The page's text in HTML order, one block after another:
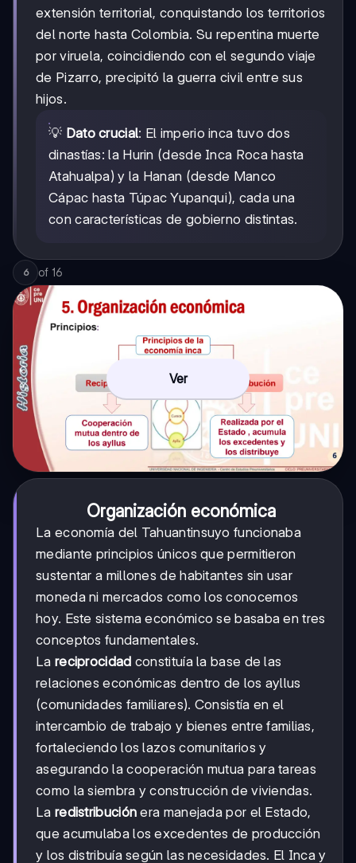
extensión territorial, conquistando los territorios
del norte hasta Colombia. Su repentina muerte
por viruela, coincidiendo con el segundo viaje
de Pizarro, precipitó la guerra civil entre sus
hijos.
💡 Dato crucial: El imperio inca tuvo dos
dinastías: la Hurin (desde Inca Roca hasta
Atahualpa) y la Hanan (desde Manco
Cápac hasta Túpac Yupanqui), cada una
con características de gobierno distintas.
6 of 16
Ver
Organización económica
La economía del Tahuantinsuyo funcionaba
mediante principios únicos que permitieron
sustentar a millones de habitantes sin usar
moneda ni mercados como los conocemos
hoy. Este sistema económico se basaba en tres
conceptos fundamentales.
La reciprocidad constituía la base de las
relaciones económicas dentro de los ayllus
(comunidades familiares). Consistía en el
intercambio de trabajo y bienes entre familias,
fortaleciendo los lazos comunitarios y
asegurando la cooperación mutua para tareas
como la siembra y construcción de viviendas.
La redistribución era manejada por el Estado,
que acumulaba los excedentes de producción
y los distribuía según las necesidades. El Inca y